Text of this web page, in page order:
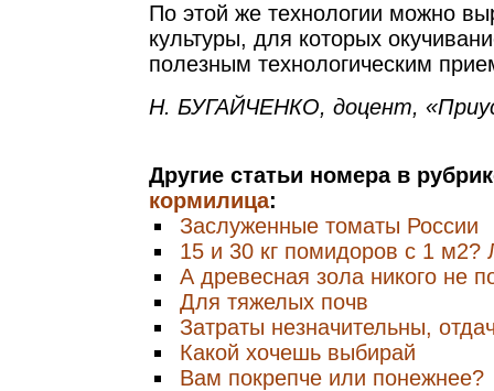
По этой же технологии можно
культуры, для которых
полезным технологическим
Н. БУГАЙЧЕНКО, доцент,
Другие статьи номера в
кормилица:
Заслуженные томаты России
15 и 30 кг помидоров с 1 м2?
А древесная зола никого не
Для тяжелых почв
Затраты незначительны,
Какой хочешь выбирай
Вам покрепче или понежнее?